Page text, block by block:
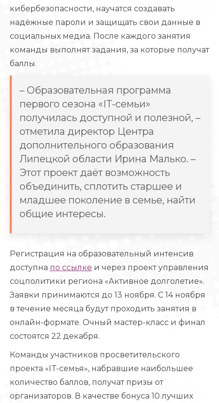
кибербезопасности, научатся создавать
надёжные пароли и защищать свои данные в
социальных медиа. После каждого занятия
команды выполнят задания, за которые получат
баллы.
– Образовательная программа
первого сезона «IT-семьи»
получилась доступной и полезной, –
отметила директор Центра
дополнительного образования
Липецкой области Ирина Малько. –
Этот проект даёт возможность
объединить, сплотить старшее и
младшее поколение в семье, найти
общие интересы.
Регистрация на образовательный интенсив
доступна по ссылке и через проект управления
соцполитики региона «Активное долголетие».
Заявки принимаются до 13 ноября. С 14 ноября
в течение месяца будут проходить занятия в
онлайн-формате. Очный мастер-класс и финал
состоятся 22 декабря.
Команды участников просветительского
проекта «IT-семья», набравшие наибольшее
количество баллов, получат призы от
организаторов. В качестве бонуса 10 лучших